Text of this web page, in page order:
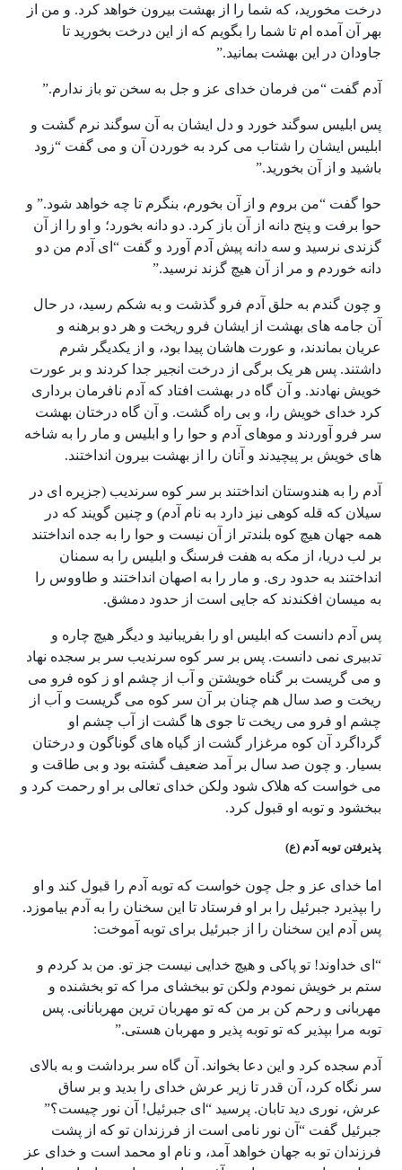
درخت مخورید، که شما را از بهشت بیرون خواهد کرد. و من از
بهر آن آمده ام تا شما را بگویم که از این درخت بخورید تا
جاودان در این بهشت بمانید.”
آدم گفت “من فرمان خدای عز و جل به سخن تو باز ندارم.”
پس ابلیس سوگند خورد و دل ایشان به آن سوگند نرم گشت و
ابلیس ایشان را شتاب می کرد به خوردن آن و می گفت “زود
باشید و از آن بخورید.”
حوا گفت “من بروم و از آن بخورم، بنگرم تا چه خواهد شود.” و
حوا برفت و پنج دانه از آن باز کرد. دو دانه بخورد؛ و او را از آن
گزندی نرسید و سه دانه پیش آدم آورد و گفت “ای آدم من دو
دانه خوردم و مر از آن هیچ گزند نرسید.”
و چون گندم به حلق آدم فرو گذشت و به شکم رسید، در حال
آن جامه های بهشت از ایشان فرو ریخت و هر دو برهنه و
عریان بماندند، و عورت هاشان پیدا بود، و از یکدیگر شرم
داشتند. پس هر یک برگی از درخت انجیر جدا کردند و بر عورت
خویش نهادند. و آن گاه در بهشت افتاد که آدم نافرمان برداری
کرد خدای خویش را، و بی راه گشت. و آن گاه درختان بهشت
سر فرو آوردند و موهای آدم و حوا را و ابلیس و مار را به شاخه
های خویش بر پیچیدند و آنان را از بهشت بیرون انداختند.
آدم را به هندوستان انداختند بر سر کوه سرندیب (جزیره ای در
سیلان که قله کوهی نیز دارد به نام آدم) و چنین گویند که در
همه جهان هیچ کوه بلندتر از آن نیست و حوا را به جده انداختند
بر لب دریا، از مکه به هفت فرسنگ و ابلیس را به سمنان
انداختند به حدود ری. و مار را به اصهان انداختند و طاووس را
به میسان افکندند که جایی است از حدود دمشق.
پس آدم دانست که ابلیس او را بفریبانید و دیگر هیچ چاره و
تدبیری نمی دانست. پس بر سر کوه سرندیب سر بر سجده نهاد
و می گریست بر گناه خویشتن و آب از چشم او ز کوه فرو می
ریخت و صد سال هم چنان بر آن سر کوه می گریست و آب از
چشم او فرو می ریخت تا جوی ها گشت از آب چشم او
گرداگرد آن کوه مرغزار گشت از گیاه های گوناگون و درختان
بسیار. و چون صد سال بر آمد ضعیف گشته بود و بی طاقت و
می خواست که هلاک شود ولکن خدای تعالی بر او رحمت کرد و
ببخشود و توبه او قبول کرد.
پذیرفتن توبه آدم (ع)
اما خدای عز و جل چون خواست که توبه آدم را قبول کند و او
را بپذیرد جبرئیل را بر او فرستاد تا این سخنان را به آدم بیاموزد.
پس آدم این سخنان را از جبرئیل برای توبه آموخت:
“ای خداوند! تو پاکی و هیچ خدایی نیست جز تو. من بد کردم و
ستم بر خویش نمودم ولکن تو ببخشای مرا که تو بخشنده و
مهربانی و رحم کن بر من که تو مهربان ترین مهربانانی. پس
توبه مرا بپذیر که تو توبه پذیر و مهربان هستی.”
آدم سجده کرد و این دعا بخواند. آن گاه سر برداشت و به بالای
سر نگاه کرد، آن قدر تا زیر عرش خدای را بدید و بر ساق
عرش، نوری دید تابان. پرسید “ای جبرئیل! آن نور چیست؟”
جبرئیل گفت “آن نور نامی است از فرزندان تو که از پشت
فرزندان تو به جهان خواهد آمد، و نام او محمد است و خدای عز